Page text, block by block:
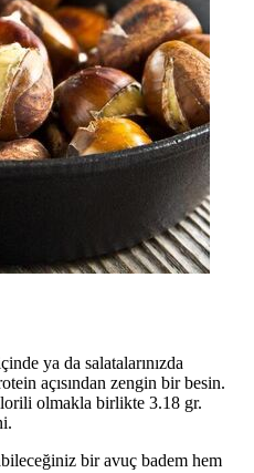
ya da salatalarınızda
açısından zengin bir besin.
olmakla birlikte 3.18 gr.
bir avuç badem hem